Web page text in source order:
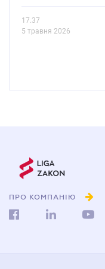
17.37
5 травня 2026
ПРО КОМПАНІЮ